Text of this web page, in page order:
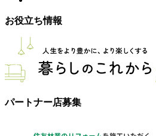
お役立ち情報
パートナー店募集